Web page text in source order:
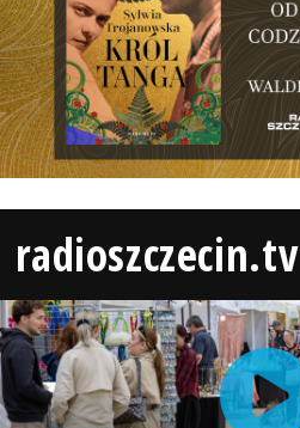
radioszczecin.tv